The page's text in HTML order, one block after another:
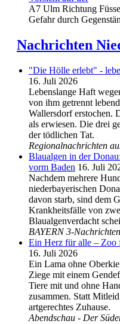
A7 Ulm Richtung
Gefahr durch
Nachrichten
"Die Hölle erlebt" -
16. Juli 2026
Lebenslange Haft
von ihm getrennt
Wallersdorf erstochen.
als erwiesen. Die drei
der tödlichen Tat.
Regionalnachrichten
Blaualgen in der
vorm Baden 16. Juli
Nachdem mehrere
niederbayerischen
davon starb, sind dem
Krankheitsfälle von
Blaualgenverdacht
BAYERN 3-Nachrichten
Ein Herz für alle – Zoo
16. Juli 2026
Ein Lama ohne
Ziege mit einem
Tiere mit und ohne
zusammen. Statt
artgerechtes Zuhause.
Abendschau - Der